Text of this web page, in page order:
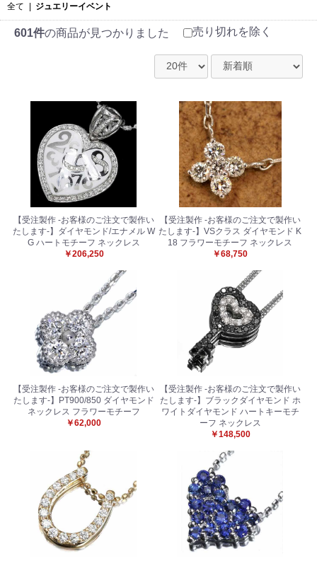
全て ジュエリーイベント
601件の商品が見つかりました 売り切れを除く
【受注製作 -お客様のご注文で製作い
たします-】ダイヤモンド/エナメル W
G ハートモチーフ ネックレス
￥206,250
【受注製作 -お客様のご注文で製作い
たします-】VSクラス ダイヤモンド K
18 フラワーモチーフ ネックレス
￥68,750
【受注製作 -お客様のご注文で製作い
たします-】PT900/850 ダイヤモンド
ネックレス フラワーモチーフ
￥62,000
【受注製作 -お客様のご注文で製作い
たします-】ブラックダイヤモンド ホ
ワイトダイヤモンド ハートキーモチ
ーフ ネックレス
￥148,500